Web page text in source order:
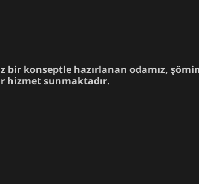
bir konseptle hazırlanan odamız,
hizmet sunmaktadır.